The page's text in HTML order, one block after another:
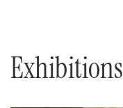
Exhibitions